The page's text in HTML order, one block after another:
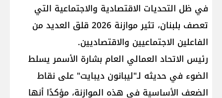
في ظل التحديات الاقتصادية والاجتماعية التي
تعصف بلبنان، تثير موازنة 2026 قلق العديد من
الفاعلين الاجتماعيين والاقتصاديين.
رئيس الاتحاد العمالي العام بشارة الأسمر يسلط
الضوء في حديثه لـ"ليبانون ديبايت" على نقاط
الضعف الأساسية في هذه الموازنة، مؤكدًا أنها